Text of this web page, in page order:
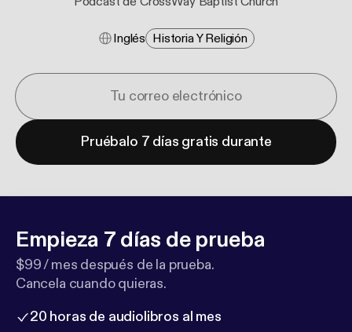
Inglés Historia Y Religión
Pruébalo 7 días gratis durante
Empieza 7 días de prueba
$99 / mes después de la prueba.
Cancela cuando quieras.
20 horas de audiolibros al mes